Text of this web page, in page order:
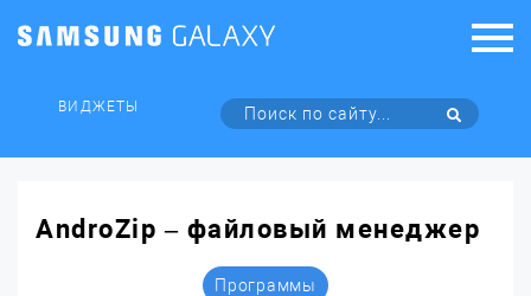
ВИДЖЕТЫ
AndroZip – файловый менеджер
Программы